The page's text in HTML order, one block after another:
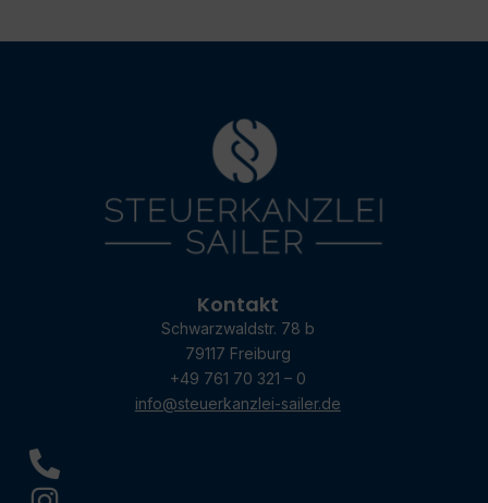
Kontakt
Schwarzwaldstr. 78 b
79117 Freiburg
+49 761 70 321 – 0
info@steuerkanzlei-sailer.de